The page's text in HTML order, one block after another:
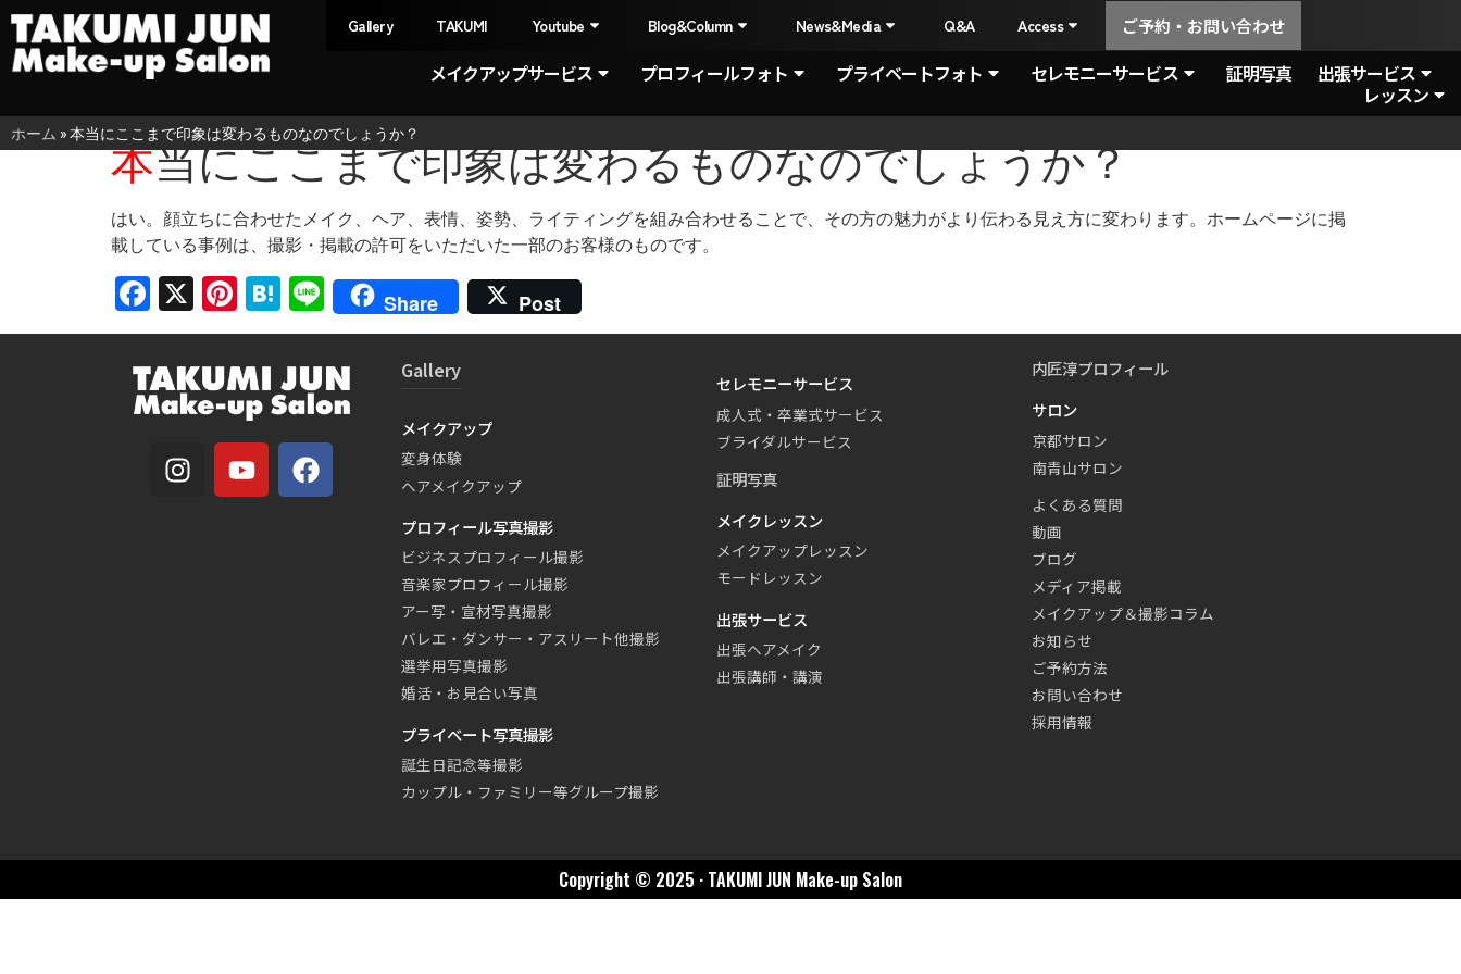
Gallery TAKUMI Youtube Blog&Column News&Media Q&A Access ご予約・お問い合わせ
メイクアップサービス プロフィールフォト プライベートフォト セレモニーサービス 証明写真
出張サービス
レッスン
ホーム »本当にここまで印象は変わるものなのでしょうか？
本当にここまで印象は変わるものなのでしょうか？
はい。顔立ちに合わせたメイク、ヘア、表情、姿勢、ライティングを組み合わせることで、その方の魅力がより伝わる見え方に変わります。ホームページに掲
載している事例は、撮影・掲載の許可をいただいた一部のお客様のものです。
Facebook
X Pinterest
Hatena
LineShare Post
Gallery
メイクアップ
変身体験
ヘアメイクアップ
プロフィール写真撮影
ビジネスプロフィール撮影
音楽家プロフィール撮影
アー写・宣材写真撮影
バレエ・ダンサー・アスリート他撮影
選挙用写真撮影
婚活・お見合い写真
プライベート写真撮影
誕生日記念等撮影
カップル・ファミリー等グループ撮影
セレモニーサービス
成人式・卒業式サービス
ブライダルサービス
証明写真
メイクレッスン
メイクアップレッスン
モードレッスン
出張サービス
出張ヘアメイク
出張講師・講演
内匠淳プロフィール
サロン
京都サロン
南青山サロン
よくある質問
動画
ブログ
メディア掲載
メイクアップ＆撮影コラム
お知らせ
ご予約方法
お問い合わせ
採用情報
Copyright © 2025 · TAKUMI JUN Make-up Salon